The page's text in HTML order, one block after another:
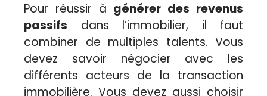
Pour réussir à générer des revenus
passifs dans l’immobilier, il faut
combiner de multiples talents. Vous
devez savoir négocier avec les
différents acteurs de la transaction
immobilière. Vous devez aussi choisir